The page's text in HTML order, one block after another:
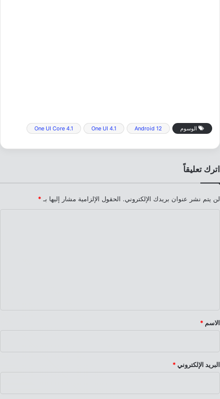
الوسوم Android 12
One UI 4.1
One UI Core 4.1
اترك تعليقاً
لن يتم نشر عنوان بريدك الإلكتروني. الحقول الإلزامية مشار إليها بـ *
*
الاسم *
البريد الإلكتروني *